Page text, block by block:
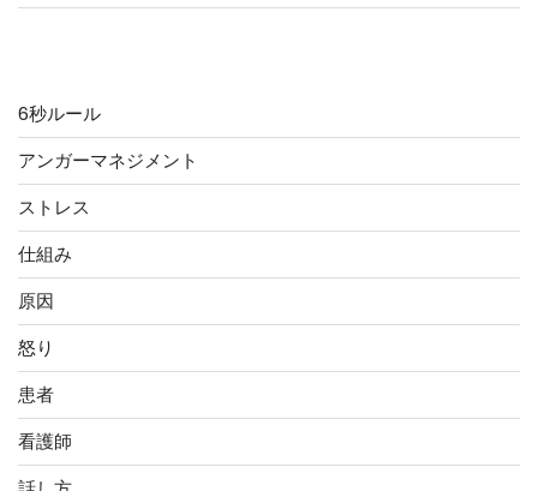
6秒ルール
アンガーマネジメント
ストレス
仕組み
原因
怒り
患者
看護師